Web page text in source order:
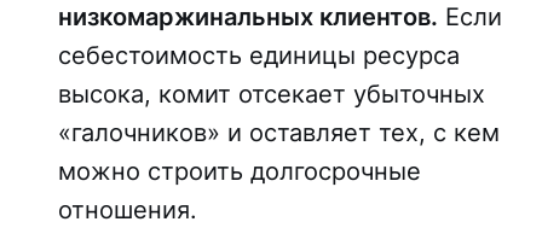
низкомаржинальных клиентов. Если
себестоимость единицы ресурса
высока, комит отсекает убыточных
«галочников» и оставляет тех, с кем
можно строить долгосрочные
отношения.